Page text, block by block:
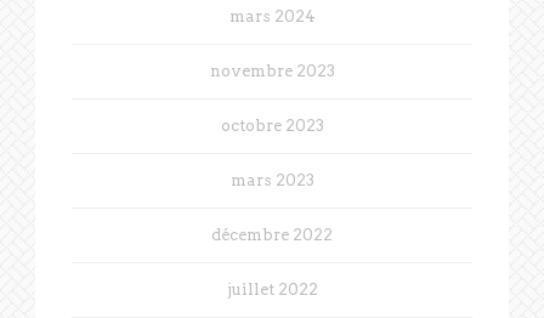
mars 2024
novembre 2023
octobre 2023
mars 2023
décembre 2022
juillet 2022